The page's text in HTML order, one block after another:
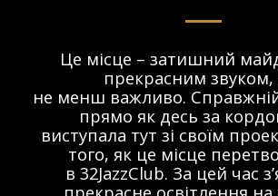
Це місце – затишний
прекрасним
не менш важливо.
прямо як десь за
виступала тут зі своїм
того, як це місце
в 32JazzClub. За цей час